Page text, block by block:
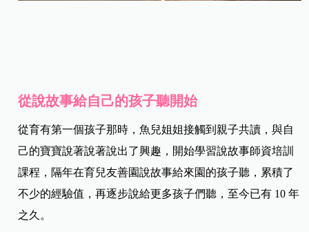
從說故事給自己的孩子聽開始
從育有第一個孩子那時，魚兒姐姐接觸到親子共讀，與自
己的寶寶說著說著說出了興趣，開始學習說故事師資培訓
課程，隔年在育兒友善園說故事給來園的孩子聽，累積了
不少的經驗值，再逐步說給更多孩子們聽，至今已有 10 年
之久。